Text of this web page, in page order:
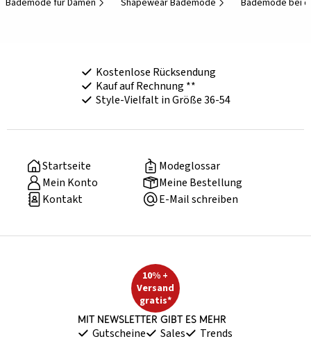
Bademode für Damen Shapewear Bademode Bademode bei
Kostenlose Rücksendung
Kauf auf Rechnung **
Style-Vielfalt in Größe 36-54
Startseite
Modeglossar
Mein Konto
Meine Bestellung
Kontakt
E-Mail schreiben
10% +
Versand
gratis*
Mit Newsletter gibt es mehr
Gutscheine Sales Trends